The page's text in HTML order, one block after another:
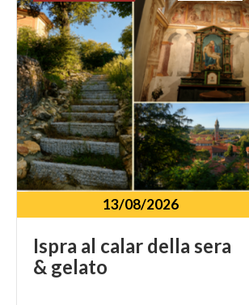
13/08/2026
Ispra al calar della sera
& gelato